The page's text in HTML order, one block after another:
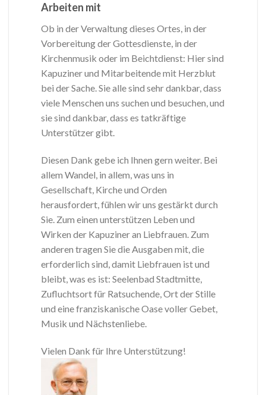
Arbeiten mit
Ob in der Verwaltung dieses Ortes, in der
Vorbereitung der Gottesdienste, in der
Kirchenmusik oder im Beichtdienst: Hier sind
Kapuziner und Mitarbeitende mit Herzblut
bei der Sache. Sie alle sind sehr dankbar, dass
viele Menschen uns suchen und besuchen, und
sie sind dankbar, dass es tatkräftige
Unterstützer gibt.
Diesen Dank gebe ich Ihnen gern weiter. Bei
allem Wandel, in allem, was uns in
Gesellschaft, Kirche und Orden
herausfordert, fühlen wir uns gestärkt durch
Sie. Zum einen unterstützen Leben und
Wirken der Kapuziner an Liebfrauen. Zum
anderen tragen Sie die Ausgaben mit, die
erforderlich sind, damit Liebfrauen ist und
bleibt, was es ist: Seelenbad Stadtmitte,
Zufluchtsort für Ratsuchende, Ort der Stille
und eine franziskanische Oase voller Gebet,
Musik und Nächstenliebe.
Vielen Dank für Ihre Unterstützung!